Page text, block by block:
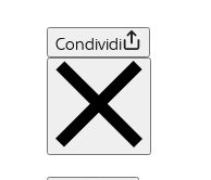
Condividi